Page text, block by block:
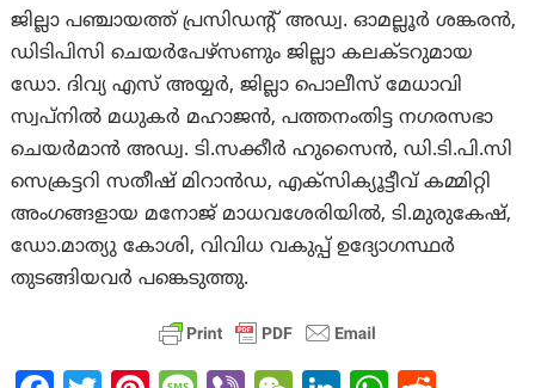
ജില്ലാ പഞ്ചായത്ത് പ്രസിഡന്റ് അഡ്വ. ഓമല്ലൂർ ശങ്കരൻ,
ഡിടിപിസി ചെയർപേഴ്സണും ജില്ലാ കലക്ടറുമായ
ഡോ. ദിവ്യ എസ് അയ്യർ, ജില്ലാ പൊലീസ് മേധാവി
സ്വപ്നിൽ മധുകർ മഹാജൻ, പത്തനംതിട്ട നഗരസഭാ
ചെയർമാൻ അഡ്വ. ടി.സക്കീർ ഹുസൈൻ, ഡി.ടി.പി.സി
സെക്രട്ടറി സതീഷ് മിറാൻഡ, എക്‌സിക്യൂട്ടീവ് കമ്മിറ്റി
അംഗങ്ങളായ മനോജ് മാധവശേരിയില്‍, ടി.മുരുകേഷ്,
ഡോ.മാത്യു കോശി, വിവിധ വകുപ്പ് ഉദ്യോഗസ്ഥർ
തുടങ്ങിയവർ പങ്കെടുത്തു.